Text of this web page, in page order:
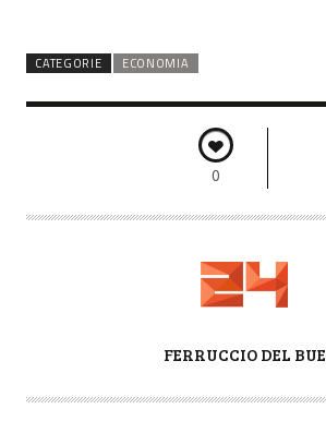
CATEGORIE ECONOMIA
0
T
FERRUCCIO DEL BUE